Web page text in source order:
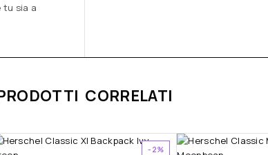
tu sia a
CORRELATI
-2%